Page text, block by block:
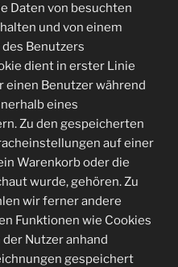
Daten von besuchten
und von einem
Benutzers
dient in erster Linie
einen Benutzer während
eines
Zu den gespeicherten
auf einer
Warenkorb oder die
wurde, gehören. Zu
wir ferner andere
Funktionen wie Cookies
Nutzer anhand
gespeichert